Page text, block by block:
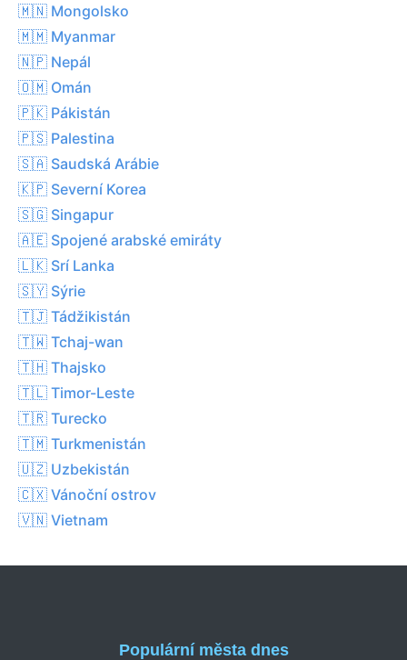
🇲🇳 Mongolsko
🇲🇲 Myanmar
🇳🇵 Nepál
🇴🇲 Omán
🇵🇰 Pákistán
🇵🇸 Palestina
🇸🇦 Saudská Arábie
🇰🇵 Severní Korea
🇸🇬 Singapur
🇦🇪 Spojené arabské emiráty
🇱🇰 Srí Lanka
🇸🇾 Sýrie
🇹🇯 Tádžikistán
🇹🇼 Tchaj-wan
🇹🇭 Thajsko
🇹🇱 Timor-Leste
🇹🇷 Turecko
🇹🇲 Turkmenistán
🇺🇿 Uzbekistán
🇨🇽 Vánoční ostrov
🇻🇳 Vietnam
Populární města dnes